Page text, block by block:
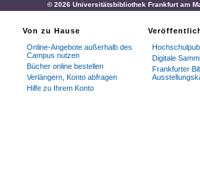
© 2026 Universitätsbibliothek Frankfurt am
Von zu Hause
Online-Angebote außerhalb des
Campus nutzen
Bücher online bestellen
Verlängern, Konto abfragen
Hilfe zu Ihrem Konto
Digitale
Frankfurter